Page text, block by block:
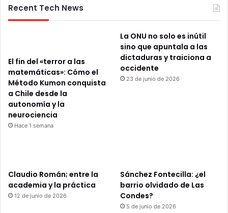
Recent Tech News
El fin del «terror a las
matemáticas»: Cómo el
Método Kumon conquista
a Chile desde la
autonomía y la
neurociencia
Hace 1 semana
La ONU no solo es inútil
sino que apuntala a las
dictaduras y traiciona a
occidente
23 de junio de 2026
Claudio Román; entre la
academia y la práctica
12 de junio de 2026
Sánchez Fontecilla: ¿el
barrio olvidado de Las
Condes?
5 de junio de 2026